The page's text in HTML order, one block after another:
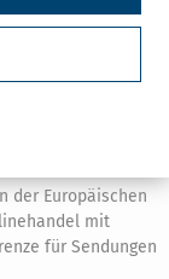
sich ab 1. Juli
der Europäischen
mit
für Sendungen